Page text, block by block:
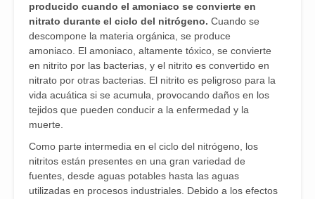
producido cuando el amoniaco se convierte en
nitrato durante el ciclo del nitrógeno. Cuando se
descompone la materia orgánica, se produce
amoniaco. El amoniaco, altamente tóxico, se convierte
en nitrito por las bacterias, y el nitrito es convertido en
nitrato por otras bacterias. El nitrito es peligroso para la
vida acuática si se acumula, provocando daños en los
tejidos que pueden conducir a la enfermedad y la
muerte.
Como parte intermedia en el ciclo del nitrógeno, los
nitritos están presentes en una gran variedad de
fuentes, desde aguas potables hasta las aguas
utilizadas en procesos industriales. Debido a los efectos